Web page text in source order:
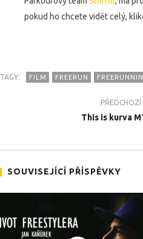
Trochu jiný oddíl…
pokud ho chcete vidět celý,
TAGY: FILM FREERUN
PŘEDCHOZÍ
This is kurva
SOUVISEJÍCÍ PŘÍSPĚVKY